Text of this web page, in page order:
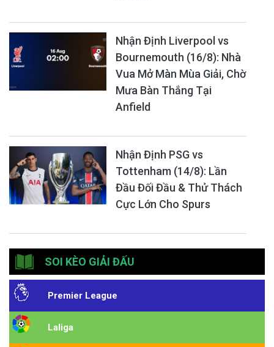
Nhận Định Liverpool vs
Bournemouth (16/8): Nhà
Vua Mở Màn Mùa Giải, Chờ
Mưa Bàn Thắng Tại
Anfield
Nhận Định PSG vs
Tottenham (14/8): Lần
Đầu Đối Đầu & Thử Thách
Cực Lớn Cho Spurs
SOI KÈO GIẢI ĐẤU
Premier League
Laliga